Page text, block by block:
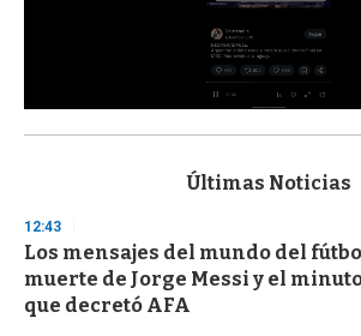
s
d
s
o
f
3
Últimas Noticias
12:43
Los mensajes del mundo del
muerte de Jorge Messi y el
que decretó AFA